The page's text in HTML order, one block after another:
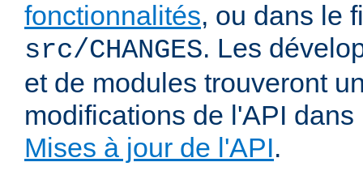
fonctionnalités, ou dans le
src/CHANGES. Les
et de modules trouveront
modifications de l'API
Mises à jour de l'API.